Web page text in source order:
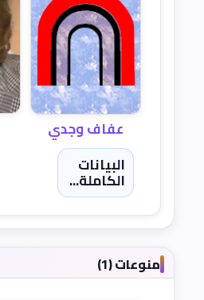
عفاف وجدي
البيانات
الكاملة...
منوعات (1)